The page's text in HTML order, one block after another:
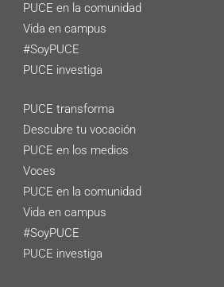
PUCE en la comunidad
Vida en campus
#SoyPUCE
PUCE investiga
PUCE transforma
Descubre tu vocación
PUCE en los medios
Voces
PUCE en la comunidad
Vida en campus
#SoyPUCE
PUCE investiga